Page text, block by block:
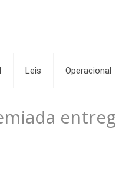
Leis Operacional